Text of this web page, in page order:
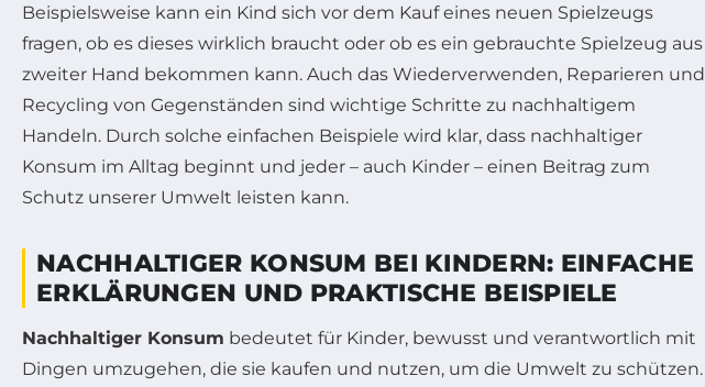
Beispielsweise kann ein Kind sich vor dem Kauf eines neuen Spielzeugs
fragen, ob es dieses wirklich braucht oder ob es ein gebrauchte Spielzeug aus
zweiter Hand bekommen kann. Auch das Wiederverwenden, Reparieren und
Recycling von Gegenständen sind wichtige Schritte zu nachhaltigem
Handeln. Durch solche einfachen Beispiele wird klar, dass nachhaltiger
Konsum im Alltag beginnt und jeder – auch Kinder – einen Beitrag zum
Schutz unserer Umwelt leisten kann.
NACHHALTIGER KONSUM BEI KINDERN: EINFACHE
ERKLÄRUNGEN UND PRAKTISCHE BEISPIELE
Nachhaltiger Konsum bedeutet für Kinder, bewusst und verantwortlich mit
Dingen umzugehen, die sie kaufen und nutzen, um die Umwelt zu schützen.